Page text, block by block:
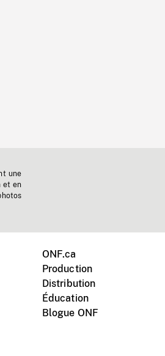
une
et en
ONF.ca
Production
Distribution
Éducation
Blogue ONF